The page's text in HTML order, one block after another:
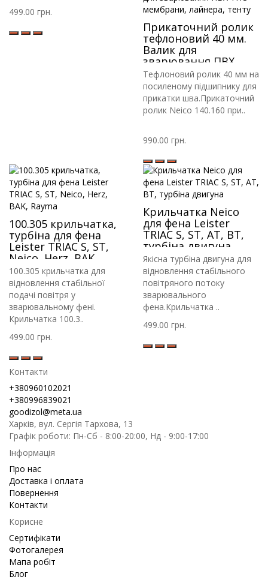
499.00 грн.
Прикаточний ролик
тефлоновий 40 мм.
Валик для
зварювання ПВХ
ТПО мембрани,
лайнера, тенту
Тефлоновий ролик 40 мм на
посиленому підшипнику для
прикатки шва.Прикаточний
ролик Neico 140.160 при..
990.00 грн.
100.305 крильчатка,
турбіна для фена
Leister TRIAC S, ST,
Neico, Herz, BAK,
Rayma
100.305 крильчатка для
відновлення стабільної
подачі повітря у
зварювальному фені.
Крильчатка 100.3..
499.00 грн.
Крильчатка Neico
для фена Leister
TRIAC S, ST, AT, BT,
турбіна двигуна
Якісна турбіна двигуна для
відновлення стабільного
повітряного потоку
зварювального
фена.Крильчатка ..
499.00 грн.
Контакти
+380960102021
+380996839021
goodizol@meta.ua
Харків, вул. Сергія Тархова, 13
Графік роботи: Пн-Сб - 8:00-20:00, Нд - 9:00-17:00
Інформація
Про нас
Доставка і оплата
Повернення
Контакти
Корисне
Сертифікати
Фотогалерея
Мапа робіт
Блог